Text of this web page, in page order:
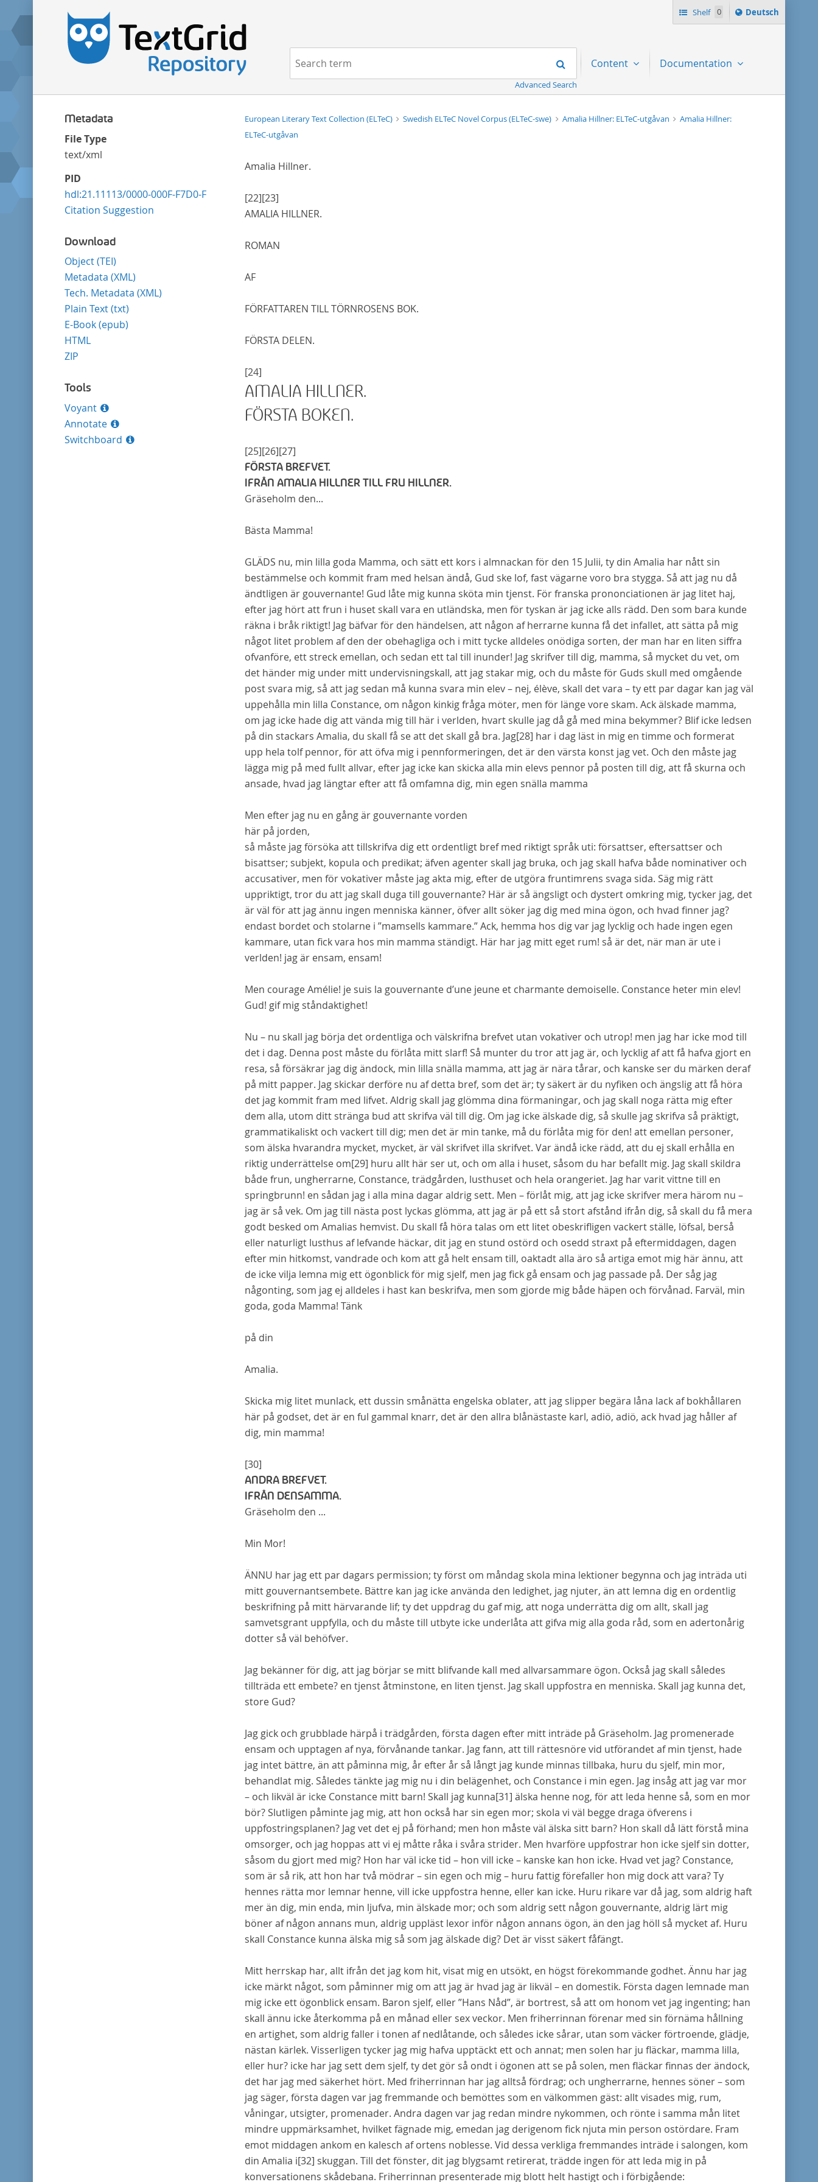
Shelf 0
Sprache
ï¿½ndern
Deutsch
Navigation Search
Advanced Search
Content Documentation
Metadata
File Type
text/xml
PID
hdl:21.11113/0000-000F-F7D0-F
Citation Suggestion
Download
Object (TEI)
Metadata (XML)
Tech. Metadata (XML)
Plain Text (txt)
E-Book (epub)
HTML
ZIP
Tools
Voyant
Annotate
Switchboard
European Literary Text Collection (ELTeC) Swedish ELTeC Novel Corpus (ELTeC-swe) Amalia Hillner: ELTeC-utgåvan
Amalia Hillner:
ELTeC-utgåvan
Amalia Hillner.
[22][23]
AMALIA HILLNER.
ROMAN
AF
FÖRFATTAREN TILL TÖRNROSENS BOK.
FÖRSTA DELEN.
[24]
AMALIA HILLNER.
FÖRSTA BOKEN.
[25][26][27]
FÖRSTA BREFVET.
IFRÅN AMALIA HILLNER TILL FRU HILLNER.
Gräseholm den...
Bästa Mamma!
GLÄDS nu, min lilla goda Mamma, och sätt ett kors i almnackan för den 15 Julii, ty din Amalia har nått sin
bestämmelse och kommit fram med helsan ändå, Gud ske lof, fast vägarne voro bra stygga. Så att jag nu då
ändtligen är gouvernante! Gud låte mig kunna sköta min tjenst. För franska prononciationen är jag litet haj,
efter jag hört att frun i huset skall vara en utländska, men för tyskan är jag icke alls rädd. Den som bara kunde
räkna i bråk riktigt! Jag bäfvar för den händelsen, att någon af herrarne kunna få det infallet, att sätta på mig
något litet problem af den der obehagliga och i mitt tycke alldeles onödiga sorten, der man har en liten siffra
ofvanföre, ett streck emellan, och sedan ett tal till inunder! Jag skrifver till dig, mamma, så mycket du vet, om
det händer mig under mitt undervisningskall, att jag stakar mig, och du måste för Guds skull med omgående
post svara mig, så att jag sedan må kunna svara min elev – nej, élève, skall det vara – ty ett par dagar kan jag väl
uppehålla min lilla Constance, om någon kinkig fråga möter, men för länge vore skam. Ack älskade mamma,
om jag icke hade dig att vända mig till här i verlden, hvart skulle jag då gå med mina bekymmer? Blif icke ledsen
på din stackars Amalia, du skall få se att det skall gå bra. Jag[28] har i dag läst in mig en timme och formerat
upp hela tolf pennor, för att öfva mig i pennformeringen, det är den värsta konst jag vet. Och den måste jag
lägga mig på med fullt allvar, efter jag icke kan skicka alla min elevs pennor på posten till dig, att få skurna och
ansade, hvad jag längtar efter att få omfamna dig, min egen snälla mamma
Men efter jag nu en gång är gouvernante vorden
här på jorden,
så måste jag försöka att tillskrifva dig ett ordentligt bref med riktigt språk uti: försattser, eftersattser och
bisattser; subjekt, kopula och predikat; äfven agenter skall jag bruka, och jag skall hafva både nominativer och
accusativer, men för vokativer måste jag akta mig, efter de utgöra fruntimrens svaga sida. Säg mig rätt
uppriktigt, tror du att jag skall duga till gouvernante? Här är så ängsligt och dystert omkring mig, tycker jag, det
är väl för att jag ännu ingen menniska känner, öfver allt söker jag dig med mina ögon, och hvad finner jag?
endast bordet och stolarne i ”mamsells kammare.” Ack, hemma hos dig var jag lycklig och hade ingen egen
kammare, utan fick vara hos min mamma ständigt. Här har jag mitt eget rum! så är det, när man är ute i
verlden! jag är ensam, ensam!
Men courage Amélie! je suis la gouvernante d’une jeune et charmante demoiselle. Constance heter min elev!
Gud! gif mig ståndaktighet!
Nu – nu skall jag börja det ordentliga och välskrifna brefvet utan vokativer och utrop! men jag har icke mod till
det i dag. Denna post måste du förlåta mitt slarf! Så munter du tror att jag är, och lycklig af att få hafva gjort en
resa, så försäkrar jag dig ändock, min lilla snälla mamma, att jag är nära tårar, och kanske ser du märken deraf
på mitt papper. Jag skickar derföre nu af detta bref, som det är; ty säkert är du nyfiken och ängslig att få höra
det jag kommit fram med lifvet. Aldrig skall jag glömma dina förmaningar, och jag skall noga rätta mig efter
dem alla, utom ditt stränga bud att skrifva väl till dig. Om jag icke älskade dig, så skulle jag skrifva så präktigt,
grammatikaliskt och vackert till dig; men det är min tanke, må du förlåta mig för den! att emellan personer,
som älska hvarandra mycket, mycket, ärväl skrifvet illa skrifvet. Var ändå icke rädd, att du ej skall erhålla en
riktig underrättelse om[29] huru allt här ser ut, och om alla i huset, såsom du har befallt mig. Jag skall skildra
både frun, ungherrarne, Constance, trädgården, lusthuset och hela orangeriet. Jag har varit vittne till en
springbrunn! en sådan jag i alla mina dagar aldrig sett. Men – förlåt mig, att jag icke skrifver mera härom nu –
jag är så vek. Om jag till nästa post lyckas glömma, att jag är på ett så stort afstånd ifrån dig, så skall du få mera
godt besked om Amalias hemvist. Du skall få höra talas om ett litet obeskrifligen vackert ställe, löfsal, berså
eller naturligt lusthus af lefvande häckar, dit jag en stund ostörd och osedd straxt på eftermiddagen, dagen
efter min hitkomst, vandrade och kom att gå helt ensam till, oaktadt alla äro så artiga emot mig här ännu, att
de icke vilja lemna mig ett ögonblick för mig sjelf, men jag fick gå ensam och jag passade på. Der såg jag
någonting, som jag ej alldeles i hast kan beskrifva, men som gjorde mig både häpen och förvånad. Farväl, min
goda, goda Mamma! Tänk
på din
Amalia.
Skicka mig litet munlack, ett dussin smånätta engelska oblater, att jag slipper begära låna lack af bokhållaren
här på godset, det är en ful gammal knarr, det är den allra blånästaste karl, adiö, adiö, ack hvad jag håller af
dig, min mamma!
[30]
ANDRA BREFVET.
IFRÅN DENSAMMA.
Gräseholm den ...
Min Mor!
ÄNNU har jag ett par dagars permission; ty först om måndag skola mina lektioner begynna och jag inträda uti
mitt gouvernantsembete. Bättre kan jag icke använda den ledighet, jag njuter, än att lemna dig en ordentlig
beskrifning på mitt härvarande lif; ty det uppdrag du gaf mig, att noga underrätta dig om allt, skall jag
samvetsgrant uppfylla, och du måste till utbyte icke underlåta att gifva mig alla goda råd, som en adertonårig
dotter så väl behöfver.
Jag bekänner för dig, att jag börjar se mitt blifvande kall med allvarsammare ögon. Också jag skall således
tillträda ett embete?en tjenst åtminstone, en liten tjenst. Jag skall uppfostra en menniska. Skall jag kunna det,
store Gud?
Jag gick och grubblade härpå i trädgården, första dagen efter mitt inträde på Gräseholm. Jag promenerade
ensam och upptagen af nya, förvånande tankar. Jag fann, att till rättesnöre vid utförandet af min tjenst, hade
jag intet bättre, än att påminna mig, år efter år så långt jag kunde minnas tillbaka, huru du sjelf, min mor,
behandlat mig. Således tänkte jag mig nu i din belägenhet, och Constance i min egen. Jag insåg att jag var mor
– och likväl är icke Constance mitt barn! Skall jag kunna[31] älska henne nog, för att leda henne så, som en mor
bör? Slutligen påminte jag mig, att hon också har sin egen mor; skola vi väl begge draga öfverens i
uppfostringsplanen? Jag vet det ej på förhand; men hon måste väl älska sitt barn? Hon skall då lätt förstå mina
omsorger, och jag hoppas att vi ej måtte råka i svåra strider. Men hvarföre uppfostrar hon icke sjelf sin dotter,
såsom du gjort med mig? Hon har väl icke tid – hon vill icke – kanske kan hon icke. Hvad vet jag? Constance,
som är så rik, att hon hartvå mödrar – sin egen och mig – huru fattig förefaller hon mig dock att vara? Ty
hennes rätta mor lemnar henne, vill icke uppfostra henne, eller kan icke. Huru rikare var då jag, som aldrig haft
mer än dig, min enda, min ljufva, min älskade mor; och som aldrig sett någon gouvernante, aldrig lärt mig
böner af någon annans mun, aldrig uppläst lexor inför någon annans ögon, än den jag höll så mycket af. Huru
skall Constance kunna älska mig så som jag älskade dig? Det är visst säkert fåfängt.
Mitt herrskap har, allt ifrån det jag kom hit, visat mig en utsökt, en högst förekommande godhet. Ännu har jag
icke märkt något, som påminner mig om att jag är hvad jag är likväl – en domestik. Första dagen lemnade man
mig icke ett ögonblick ensam. Baron sjelf, eller ”Hans Nåd”, är bortrest, så att om honom vet jag ingenting; han
skall ännu icke återkomma på en månad eller sex veckor. Men friherrinnan förenar med sin förnäma hållning
en artighet, som aldrig faller i tonen af nedlåtande, och således icke sårar, utan som väcker förtroende, glädje,
nästan kärlek. Visserligen tycker jag mig hafva upptäckt ett och annat; men solen har ju fläckar, mamma lilla,
eller hur? icke har jag sett dem sjelf, ty det gör så ondt i ögonen att se på solen, men fläckar finnas der ändock,
det har jag med säkerhet hört. Med friherrinnan har jag alltså fördrag; och ungherrarne, hennes söner – som
jag säger, första dagen var jag fremmande och bemöttes som en välkommen gäst: allt visades mig, rum,
våningar, utsigter, promenader. Andra dagen var jag redan mindre nykommen, och rönte i samma mån litet
mindre uppmärksamhet, hvilket fägnade mig, emedan jag derigenom fick njuta min person ostördare. Fram
emot middagen ankom en kalesch af ortens noblesse. Vid dessa verkliga fremmandes inträde i salongen, kom
din Amalia i[32] skuggan. Till det fönster, dit jag blygsamt retirerat, trädde ingen för att leda mig in på
konversationens skådebana. Friherrinnan presenterade mig blott helt hastigt och i förbigående: